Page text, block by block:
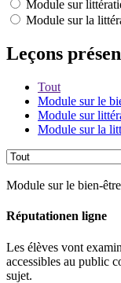
Module sur
Module sur la
Leçons
Tout
Module sur le
Module sur
Module sur la
Module sur le bien-
Réputationen ligne
Les élèves vont
accessibles au public
sujet.